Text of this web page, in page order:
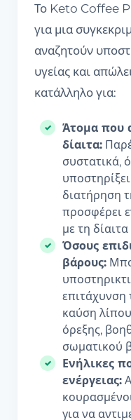
Το Keto Coffee
για μια
αναζητούν
υγείας και
κατάλληλο για:
Άτομα που
δίαιτα:
συστατικά,
διατήρηση
προσφέρει
με τη
Όσους
βάρους:
επιτάχυνση
καύση
όρεξης,
σωματικού
Ενήλικες
ενέργειας:
για να